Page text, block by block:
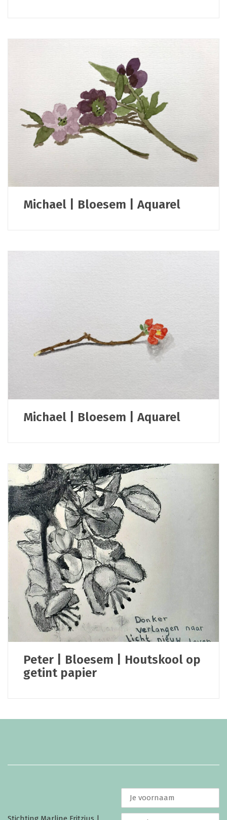
Michael | Bloesem | Aquarel
Michael | Bloesem | Aquarel
Peter | Bloesem | Houtskool op
getint papier